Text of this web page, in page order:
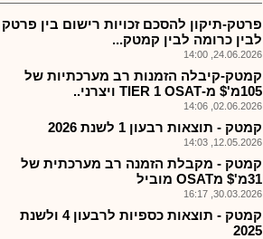
פרטק-תיקון להסכם זכויות רישום בין פרטק
לבין כרומה לבין קמטק...
24.06.2026, 14:00
קמטק-קיבלה הזמנות רב מערכתיות של
105מ'$ מ-TIER 1 OSAT ויצרני..
02.06.2026, 14:06
קמטק - תוצאות רבעון 1 לשנת 2026
12.05.2026, 14:03
קמטק - מקבלת הזמנה רב מערכתית של
31מ'$ מOSAT מוביל
30.03.2026, 16:17
קמטק - תוצאות כספיות לרבעון 4 ולשנת
2025